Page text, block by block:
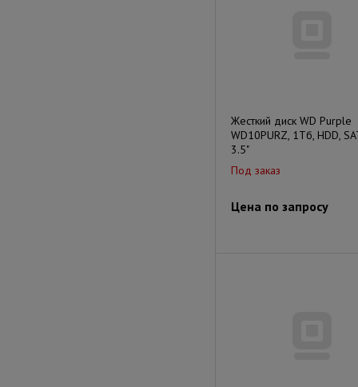
Жесткий диск WD Purple
WD10PURZ, 1Тб, HDD,
3.5"
Под заказ
Цена по запросу